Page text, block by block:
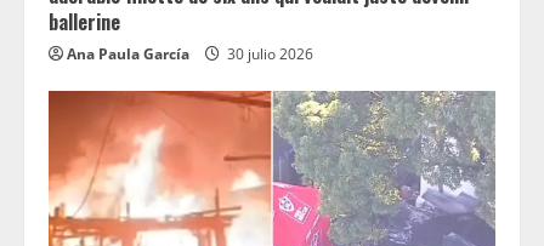
ballerine
Ana Paula García 30 julio 2026